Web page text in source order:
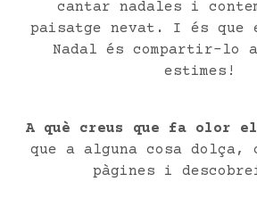
cantar nadales i
paisatge nevat. I és
Nadal és compartir-lo
estimes!
A què creus que fa olor el
que a alguna cosa dolça,
pàgines i